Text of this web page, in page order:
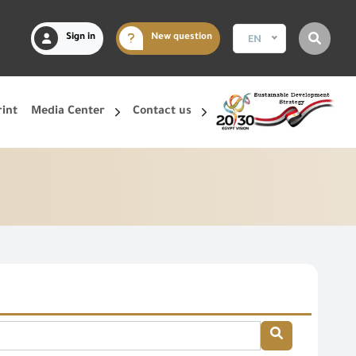
Sign in New question EN
Media Center Contact us